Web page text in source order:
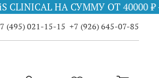
НА СУММУ ОТ 40000 ₽ -
(495) 021-15-15 +7 (926) 645-07-85